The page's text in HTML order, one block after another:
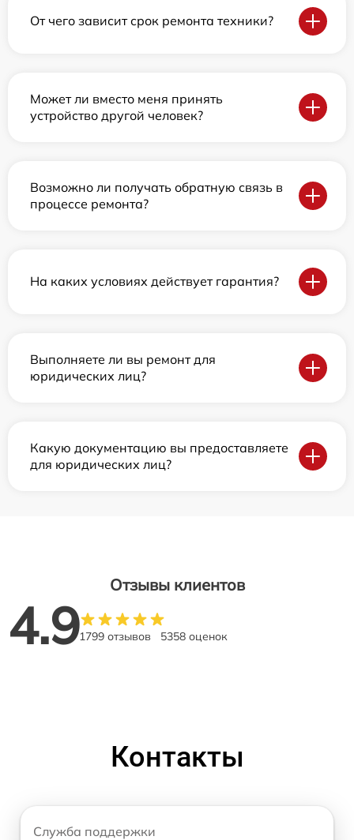
От чего зависит срок ремонта техники?
Может ли вместо меня принять
устройство другой человек?
Возможно ли получать обратную связь в
процессе ремонта?
На каких условиях действует гарантия?
Выполняете ли вы ремонт для
юридических лиц?
Какую документацию вы предоставляете
для юридических лиц?
Отзывы клиентов
4.91799 отзывов 5358 оценок
Контакты
Служба поддержки